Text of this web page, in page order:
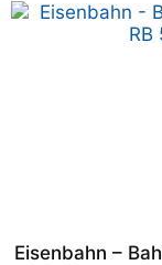
Eisenbahn –